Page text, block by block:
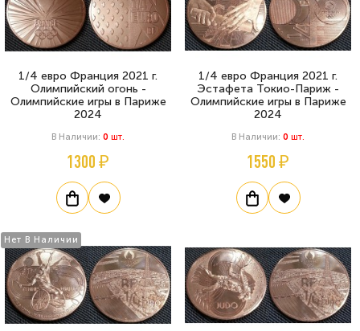
1/4 евро Франция 2021 г.
Олимпийский огонь -
Олимпийские игры в Париже
2024
В Наличии: 0 Шт.
1300 ₽
1/4 евро Франция 2021 г.
Эстафета Токио-Париж -
Олимпийские игры в Париже
2024
В Наличии: 0 Шт.
1550 ₽
Нет В Наличии